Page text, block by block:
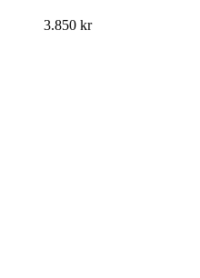
3.850 kr